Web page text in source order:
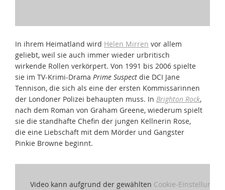
In ihrem Heimatland wird Helen Mirren vor allem
geliebt, weil sie auch immer wieder urbritisch
wirkende Rollen verkörpert. Von 1991 bis 2006 spielte
sie im TV-Krimi-Drama Prime Suspect die DCI Jane
Tennison, die sich als eine der ersten Kommissarinnen
der Londoner Polizei behaupten muss. In Brighton Rock,
nach dem Roman von Graham Greene, wiederum spielt
sie die standhafte Chefin der jungen Kellnerin Rose,
die eine Liebschaft mit dem Mörder und Gangster
Pinkie Browne beginnt.
Video kann aufgrund der gewählten Cookie-Einstellungen